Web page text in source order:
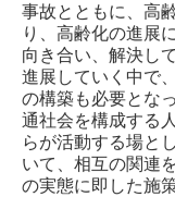
事故とともに、高
り、高齢化の進展
向き合い、解決し
進展していく中で
の構築も必要とな
通社会を構成する
らが活動する場と
いて、相互の関連
の実態に即した施